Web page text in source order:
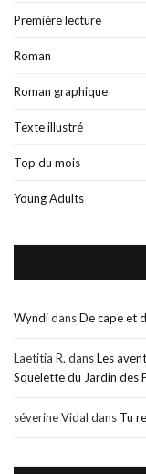
Première lecture
Roman
Roman graphique
Texte illustré
Top du mois
Young Adults
WyndidansDe cape et
Laetitia R. dansLes
Squelette du Jardin des
séverine Vidal dans Tu